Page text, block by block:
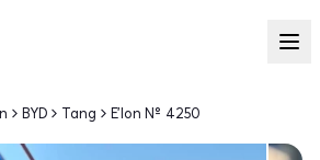
BYD Tang E'lon № 4250